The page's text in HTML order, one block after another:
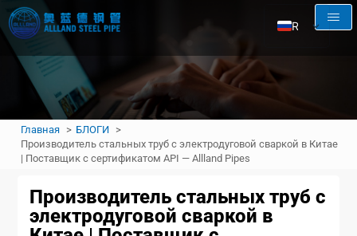
Главная
БЛОГИ
Производитель стальных труб с электродуговой сваркой в Китае
| Поставщик с сертификатом API — Allland Pipes
Производитель стальных труб с
электродуговой сваркой в